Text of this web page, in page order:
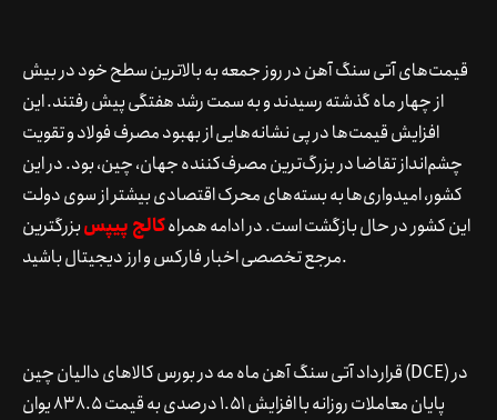
قیمت‌های آتی سنگ آهن در روز جمعه به بالاترین سطح خود در بیش
از چهار ماه گذشته رسیدند و به سمت رشد هفتگی پیش رفتند. این
افزایش قیمت‌ها در پی نشانه‌هایی از بهبود مصرف فولاد و تقویت
چشم‌انداز تقاضا در بزرگ‌ترین مصرف‌کننده جهان، چین، بود. در این
کشور، امیدواری‌ها به بسته‌های محرک اقتصادی بیشتر از سوی دولت
این کشور در حال بازگشت است.در ادامه همراهکالج پیپسبزرگترین
مرجع تخصصی اخبار فارکس و ارز دیجیتال باشید.
قرارداد آتی سنگ آهن ماه مه در بورس کالاهای دالیان چین (DCE) در
پایان معاملات روزانه با افزایش 1.51 درصدی به قیمت 838.5 یوان